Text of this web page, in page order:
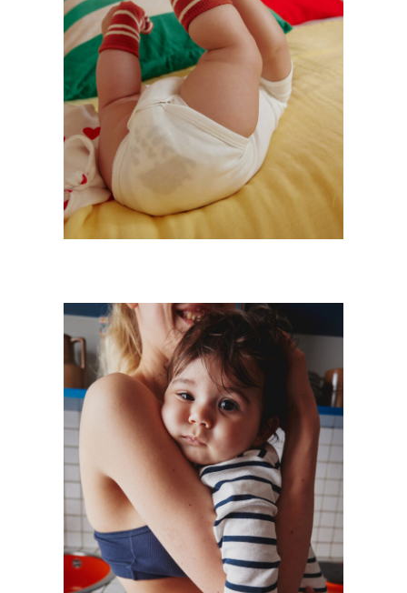
PETIT BATEAU 2024
Kids
CAMPAGNE PETIT BATEAU BÉBÉ
Kids